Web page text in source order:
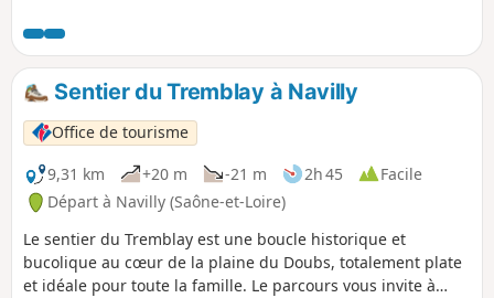
Mératon, vous pourrez découvrir des points de vue sur des
bras morts, des roselières et peut-être observer des
animaux sauvages !
Sentier du Tremblay à Navilly
Office de tourisme
9,31 km
+20 m -21 m 2h 45
Facile
Départ à Navilly (Saône-et-Loire)
Le sentier du Tremblay est une boucle historique et
bucolique au cœur de la plaine du Doubs, totalement plate
et idéale pour toute la famille. Le parcours vous invite à